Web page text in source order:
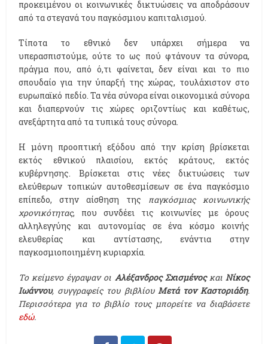
προκειμένου οι κοινωνικές δικτυώσεις να αποδράσουν
από τα στεγανά του παγκόσμιου καπιταλισμού.
Τίποτα το εθνικό δεν υπάρχει σήμερα να
υπερασπιστούμε, ούτε το ως πού φτάνουν τα σύνορα,
πράγμα που, από ό,τι φαίνεται, δεν είναι και το πιο
σπουδαίο για την ύπαρξή της χώρας, τουλάχιστον στο
ευρωπαϊκό πεδίο. Τα νέα σύνορα είναι οικονομικά σύνορα
και διαπερνούν τις χώρες οριζοντίως και καθέτως,
ανεξάρτητα από τα τυπικά τους σύνορα.
Η μόνη προοπτική εξόδου από την κρίση βρίσκεται
εκτός εθνικού πλαισίου, εκτός κράτους, εκτός
κυβέρνησης. Βρίσκεται στις νέες δικτυώσεις των
ελεύθερων τοπικών αυτοθεσμίσεων σε ένα παγκόσμιο
επίπεδο, στην αίσθηση της παγκόσμιας κοινωνικής
χρονικότητας, που συνδέει τις κοινωνίες με όρους
αλληλεγγύης και αυτονομίας σε ένα κόσμο κοινής
ελευθερίας και αντίστασης, ενάντια στην
παγκοσμιοποιημένη κυριαρχία.
Το κείμενο έγραψαν οι Αλέξανδρος Σχισμένοςκαι Νίκος
Ιωάννου, συγγραφείς του βιβλίου Μετά τον Καστοριάδη.
Περισσότερα για το βιβλίο τους μπορείτε να διαβάσετε
εδώ.